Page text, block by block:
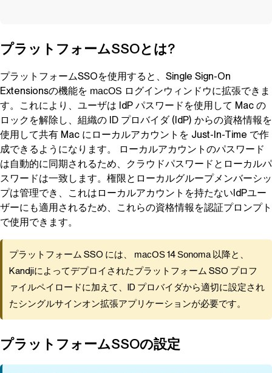
プラットフォームSSOとは?
プラットフォームSSOを使用すると、Single Sign-On
Extensionsの機能を macOS ログインウィンドウに拡張できま
す。これにより、ユーザは IdP パスワードを使用して Mac の
ロックを解除し、組織の ID プロバイダ (IdP) からの資格情報を
使用して共有 Mac にローカルアカウントを Just-In-Time で作
成できるようになります。 ローカルアカウントのパスワード
は自動的に同期されるため、クラウドパスワードとローカルパ
スワードは一致します。権限とローカルグループメンバーシッ
プは管理でき、これはローカルアカウントを持たないIdPユー
ザーにも適用されるため、これらの資格情報を認証プロンプト
で使用できます。
プラットフォーム SSO には、 macOS14Sonoma以降と、
Kandjiによってデプロイされたプラットフォーム SSO プロフ
ァイルペイロードに加えて、ID プロバイダから適切に設定され
たシングルサインオン拡張アプリケーションが必要です。
プラットフォームSSOの設定